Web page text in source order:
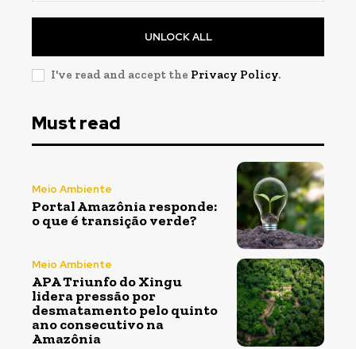
UNLOCK ALL
I've read and accept the Privacy Policy.
Must read
Meio Ambiente
Portal Amazônia responde:
o que é transição verde?
Meio Ambiente
APA Triunfo do Xingu
lidera pressão por
desmatamento pelo quinto
ano consecutivo na
Amazônia